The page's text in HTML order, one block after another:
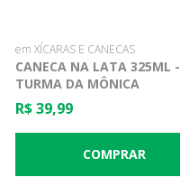
em XÍCARAS E CANECAS
CANECA NA LATA 325ML -
TURMA DA MÔNICA
R$ 39,99